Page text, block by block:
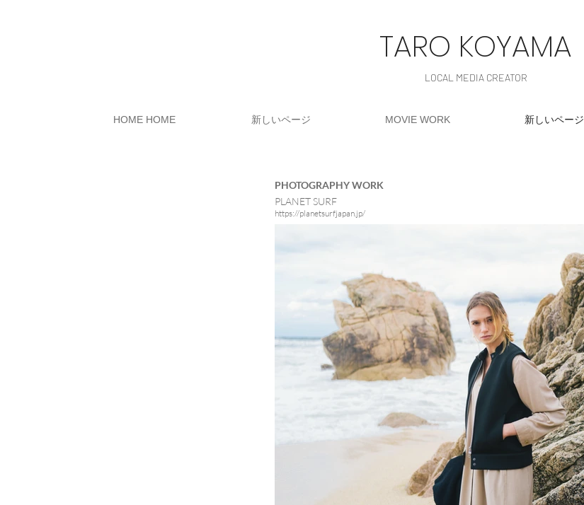
TARO KOYAMA
LOCAL MEDIA CREATOR
HOME HOME 新しいページ MOVIE WORK 新しいページ
​PHOTOGRAPHY WORK
PLANET SURF
https://planetsurfjapan.jp/